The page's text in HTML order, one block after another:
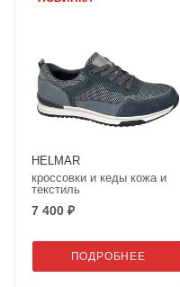
HELMAR
кроссовки и кеды кожа и
текстиль
7 400 ₽
ПОДРОБНЕЕ